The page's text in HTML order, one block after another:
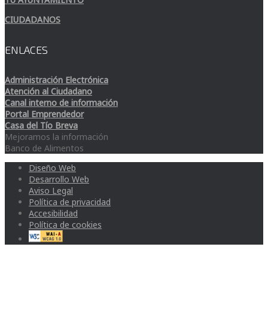
CIUDADANOS
ENLACES
Administración Electrónica
Atención al Ciudadano
Canal interno de información
Portal Emprendedor
Casa del Tío Breva
Mejoramos la información
Banco de Alimentos
Diseño Web
Desarrollo Web
Aviso Legal
Política de privacidad
Accesibilidad
Política de cookies